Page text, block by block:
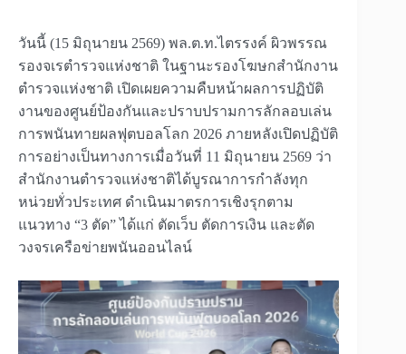
วันนี้ (15 มิถุนายน 2569) พล.ต.ท.ไตรรงค์ ผิวพรรณ
รองจเรตำรวจแห่งชาติ ในฐานะรองโฆษกสำนักงาน
ตำรวจแห่งชาติ เปิดเผยความคืบหน้าผลการปฏิบัติ
งานของศูนย์ป้องกันและปราบปรามการลักลอบเล่น
การพนันทายผลฟุตบอลโลก 2026 ภายหลังเปิดปฏิบัติ
การอย่างเป็นทางการเมื่อวันที่ 11 มิถุนายน 2569 ว่า
สำนักงานตำรวจแห่งชาติได้บูรณาการกำลังทุก
หน่วยทั่วประเทศ ดำเนินมาตรการเชิงรุกตาม
แนวทาง “3 ตัด” ได้แก่ ตัดเว็บ ตัดการเงิน และตัด
วงจรเครือข่ายพนันออนไลน์